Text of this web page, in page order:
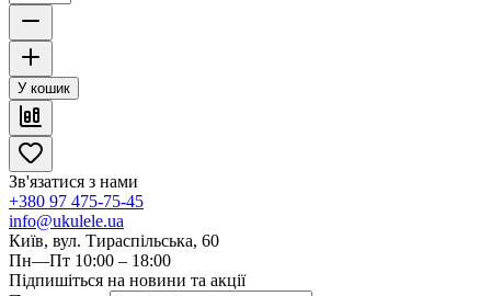
У кошик
Зв'язатися з нами
+380 97 475-75-45
info@ukulele.ua
Київ, вул. Тираспільська, 60
Пн—Пт 10:00 – 18:00
Підпишіться на новини та акції